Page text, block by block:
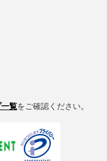
覧をご確認ください。